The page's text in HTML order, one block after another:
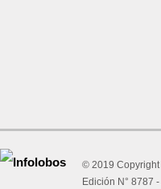
© 2019 Copyright
Edición N° 8787 -